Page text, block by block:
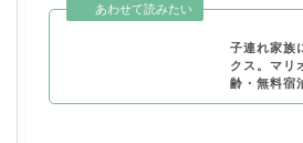
子連れ家族
クス。マリ
齢・無料宿